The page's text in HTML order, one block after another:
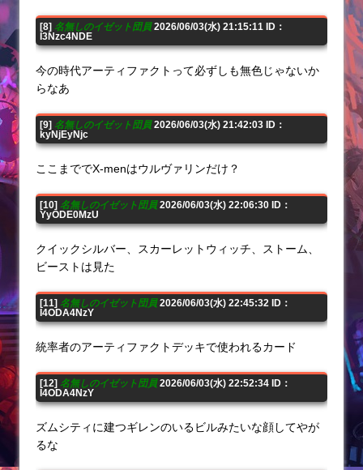
[8] 名無しのイゼット団員2026/06/03(水) 21:15:11 ID：
I3Nzc4NDE
今の時代アーティファクトって必ずしも無色じゃないか
らなあ
[9] 名無しのイゼット団員2026/06/03(水) 21:42:03 ID：
kyNjEyNjc
ここまででX-menはウルヴァリンだけ？
[10] 名無しのイゼット団員2026/06/03(水) 22:06:30 ID：
YyODE0MzU
クイックシルバー、スカーレットウィッチ、ストーム、
ビーストは見た
[11] 名無しのイゼット団員2026/06/03(水) 22:45:32 ID：
I4ODA4NzY
統率者のアーティファクトデッキで使われるカード
[12] 名無しのイゼット団員2026/06/03(水) 22:52:34 ID：
I4ODA4NzY
ズムシティに建つギレンのいるビルみたいな顔してやが
るな